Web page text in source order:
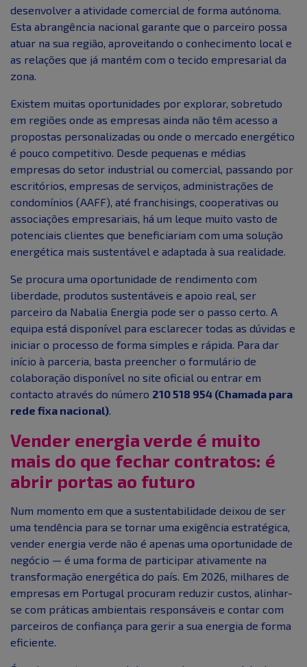
desenvolver a atividade comercial de forma autónoma.
Esta abrangência nacional garante que o parceiro possa
atuar na sua região, aproveitando o conhecimento local e
as relações que já mantém com o tecido empresarial da
zona.
Existem muitas oportunidades por explorar, sobretudo
em regiões onde as empresas ainda não têm acesso a
propostas personalizadas ou onde o mercado energético
é pouco competitivo. Desde pequenas e médias
empresas do setor industrial ou comercial, passando por
escritórios, empresas de serviços, administrações de
condomínios (AAFF), até franchisings, cooperativas ou
associações empresariais, há um leque muito vasto de
potenciais clientes que beneficiariam com uma solução
energética mais sustentável e adaptada à sua realidade.
Se procura uma oportunidade de rendimento com
liberdade, produtos sustentáveis e apoio real, ser
parceiro da Nabalia Energia pode ser o passo certo. A
equipa está disponível para esclarecer todas as dúvidas e
iniciar o processo de forma simples e rápida. Para dar
início à parceria, basta preencher o formulário de
colaboração disponível no site oficial ou entrar em
contacto através do número 210 518 954 (Chamada para
rede fixa nacional).
Vender energia verde é muito
mais do que fechar contratos: é
abrir portas ao futuro
Num momento em que a sustentabilidade deixou de ser
uma tendência para se tornar uma exigência estratégica,
vender energia verde não é apenas uma oportunidade de
negócio — é uma forma de participar ativamente na
transformação energética do país. Em 2026, milhares de
empresas em Portugal procuram reduzir custos, alinhar-
se com práticas ambientais responsáveis e contar com
parceiros de confiança para gerir a sua energia de forma
eficiente.